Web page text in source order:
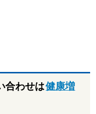
合わせは健康増